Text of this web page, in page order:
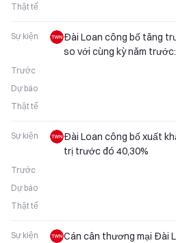
Thật tế
Sự kiện
Đài Loan công bố tăng
so với cùng kỳ năm
Trước
Dự báo
Thật tế
Sự kiện
Đài Loan công bố xuất
trị trước đó 40,30%
Trước
Dự báo
Thật tế
Sự kiện
Cán cân thương mại Đài